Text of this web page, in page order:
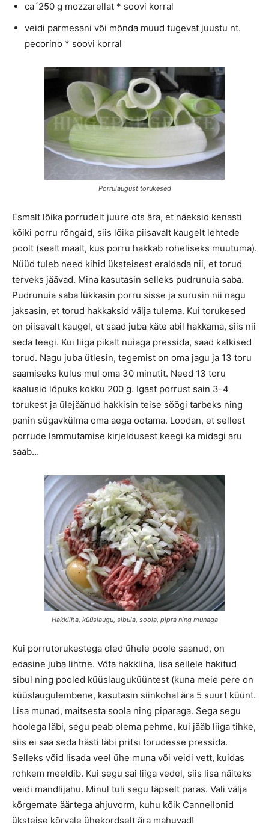
ca´250 g mozzarellat * soovi korral
veidi parmesani või mõnda muud tugevat juustu nt.
pecorino * soovi korral
Porrulaugust torukesed
Esmalt lõika porrudelt juure ots ära, et näeksid kenasti
kõiki porru rõngaid, siis lõika piisavalt kaugelt lehtede
poolt (sealt maalt, kus porru hakkab roheliseks muutuma).
Nüüd tuleb need kihid üksteisest eraldada nii, et torud
terveks jäävad. Mina kasutasin selleks pudrunuia saba.
Pudrunuia saba lükkasin porru sisse ja surusin nii nagu
jaksasin, et torud hakkaksid välja tulema. Kui torukesed
on piisavalt kaugel, et saad juba käte abil hakkama, siis nii
seda teegi. Kui liiga pikalt nuiaga pressida, saad katkised
torud. Nagu juba ütlesin, tegemist on oma jagu ja 13 toru
saamiseks kulus mul oma 30 minutit. Need 13 toru
kaalusid lõpuks kokku 200 g. Igast porrust sain 3-4
torukest ja ülejäänud hakkisin teise söögi tarbeks ning
panin sügavkülma oma aega ootama. Loodan, et sellest
porrude lammutamise kirjeldusest keegi ka midagi aru
saab…
Hakkliha, küüslaugu, sibula, soola, pipra ning munaga
Kui porrutorukestega oled ühele poole saanud, on
edasine juba lihtne. Võta hakkliha, lisa sellele hakitud
sibul ning pooled küüslauguküüntest (kuna meie pere on
küüslaugulembene, kasutasin siinkohal ära 5 suurt küünt.
Lisa munad, maitsesta soola ning piparaga. Sega segu
hoolega läbi, segu peab olema pehme, kui jääb liiga tihke,
siis ei saa seda hästi läbi pritsi torudesse pressida.
Selleks võid lisada veel ühe muna või veidi vett, kuidas
rohkem meeldib. Kui segu sai liiga vedel, siis lisa näiteks
veidi mandlijahu. Minul tuli segu täpselt paras. Vali välja
kõrgemate äärtega ahjuvorm, kuhu kõik Cannellonid
üksteise kõrvale ühekordselt ära mahuvad!